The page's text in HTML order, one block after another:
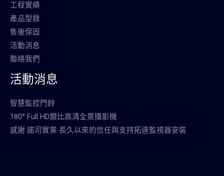
工程實績
產品型錄
售後保固
活動消息
聯絡我們
活動消息
智慧監控門鈴
180° Full HD類比高清全景攝影機
感謝 諾司實業 長久以來的信任與支持拓達監視器安裝